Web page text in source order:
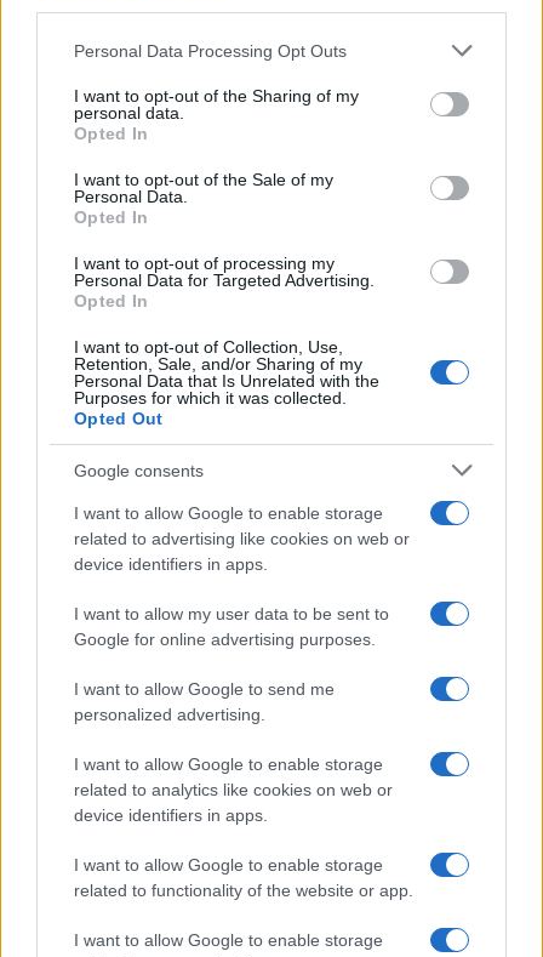
Please note that this website/app uses one or more Google
not limited to your visit or usage behaviour. You may click to
grant or deny consent to Google and its third-party tags to
use your data for below specified purposes in below Google
consent section.
Personal Data Processing Opt Outs
I want to opt-out of the Sharing of my
personal data.
Opted In
I want to opt-out of the Sale of my
Personal Data.
Opted In
I want to opt-out of processing my
Personal Data for Targeted Advertising.
Opted In
I want to opt-out of Collection, Use,
Retention, Sale, and/or Sharing of my
Personal Data that Is Unrelated with the
Purposes for which it was collected.
Opted Out
Google consents
I want to allow Google to enable storage
related to advertising like cookies on web or
device identifiers in apps.
I want to allow my user data to be sent to
Google for online advertising purposes.
I want to allow Google to send me
personalized advertising.
I want to allow Google to enable storage
related to analytics like cookies on web or
device identifiers in apps.
I want to allow Google to enable storage
related to functionality of the website or app.
I want to allow Google to enable storage
Guía para comparar créditos: TIN, TAE y comisiones
explicadas
Marta Ruiz · 8 Ago 2026
FINANCIACIÓN
Fondos europeos impulsan crecimiento laboral y económico en
el País Vasco
Marta Ruiz · 3 Ago 2026
FINANCIACIÓN